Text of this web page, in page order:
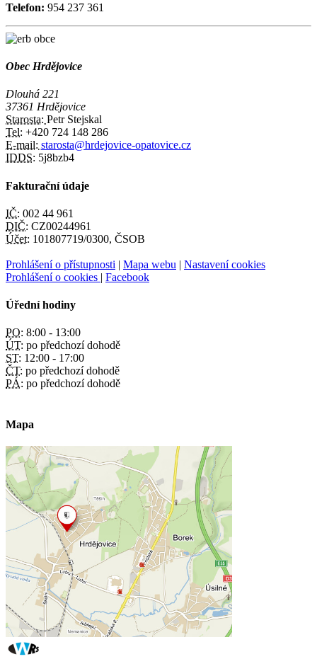
Telefon: 954 237 361
Obec Hrdějovice
Dlouhá 221
37361 Hrdějovice
Starosta: Petr Stejskal
Tel: +420 724 148 286
E-mail: starosta@hrdejovice-opatovice.cz
IDDS: 5j8bzb4
Fakturační údaje
IČ: 002 44 961
DIČ: CZ00244961
Účet: 101807719/0300, ČSOB
Prohlášení o přístupnosti | Mapa webu | Nastavení cookies
Prohlášení o cookies | Facebook
Úřední hodiny
PO: 8:00 - 13:00
ÚT: po předchozí dohodě
ST: 12:00 - 17:00
ČT: po předchozí dohodě
PÁ: po předchozí dohodě
Mapa